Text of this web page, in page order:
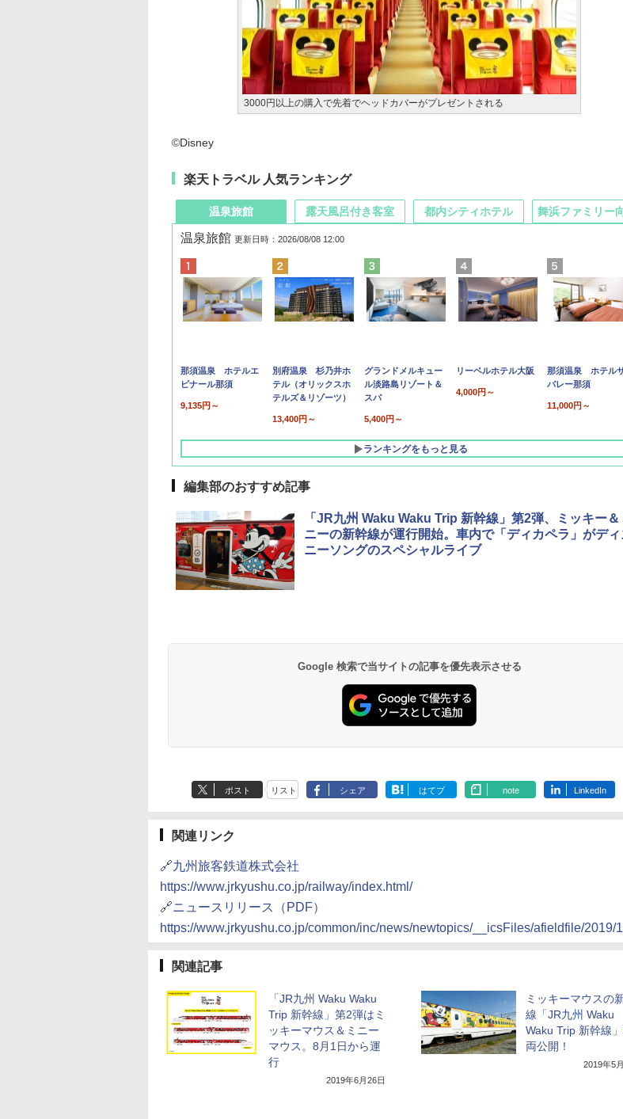
3000円以上の購入で先着でヘッドカバーがプレゼントされる
©Disney
楽天トラベル 人気ランキング
温泉旅館
温泉旅館 更新日時：2026/08/08 12:00
那須温泉 ホテルエ
ピナール那須
9,135円～
別府温泉 杉乃井ホ
テル（オリックスホ
テルズ＆リゾーツ）
13,400円～
グランドメルキュー
ル淡路島リゾート＆
スパ
5,400円～
リーベルホテル大阪
4,000円～
那須温泉 ホテル
バレー那須
11,000円～
ランキングをもっと見る
露天風呂付き客室
10,450円～
19,541円～
都内シティホテル 舞浜ファミリー
7,950円～
5,758円～
編集部のおすすめ記事
「JR九州 Waku Waku Trip 新幹線」第2弾、ミッキー＆
ニーの新幹線が運行開始。車内で「ディカペラ」がディ
ニーソングのスペシャルライブ
Google 検索で当サイトの記事を優先表示させる
ポスト リスト シェア はてブ note LinkedIn
関連リンク
🔗九州旅客鉄道株式会社
https://www.jrkyushu.co.jp/railway/index.html/
🔗ニュースリリース（PDF）
https://www.jrkyushu.co.jp/common/inc/news/newtopics/__icsFiles/afieldfile/
関連記事
「JR九州 Waku Waku
Trip 新幹線」第2弾はミ
ッキーマウス＆ミニー
マウス。8月1日から運
行
2019年6月26日
ミッキーマウスの
線「JR九州 Waku
Waku Trip 新幹線
両公開！
2019年5